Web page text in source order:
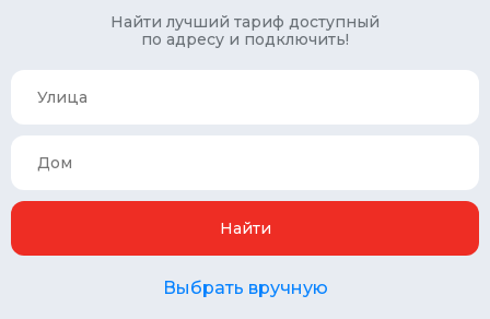
Найти лучший тариф доступный
по адресу и подключить!
Найти
Выбрать вручную